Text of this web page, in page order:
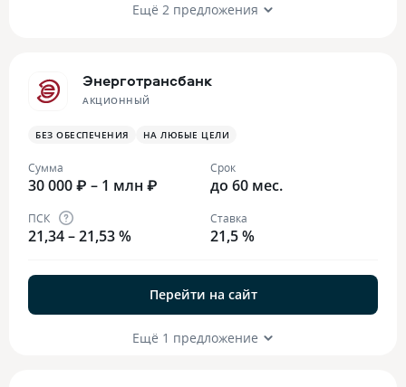
Ещё 2 предложения
Энерготрансбанк
АКЦИОННЫЙ
БЕЗ ОБЕСПЕЧЕНИЯ НА ЛЮБЫЕ ЦЕЛИ
Сумма
30 000 ₽ – 1 млн ₽
Срок
до 60 мес.
ПСК
21,34 – 21,53 %
Ставка
21,5 %
Перейти на сайт
Ещё 1 предложение